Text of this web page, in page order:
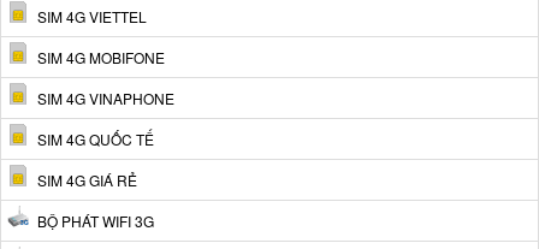
SIM 4G VIETTEL
SIM 4G MOBIFONE
SIM 4G VINAPHONE
SIM 4G QUỐC TẾ
SIM 4G GIÁ RẺ
BỘ PHÁT WIFI 3G